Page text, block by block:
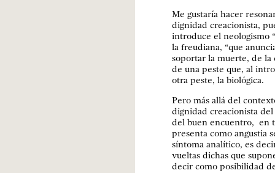
Me gustaría hacer
dignidad creacionista,
introduce el neologismo
la freudiana, “que
soportar la muerte, de la
de una peste que, al
otra peste, la biológica.
Pero más allá del
dignidad creacionista
del buen encuentro, en
presenta como angustia
síntoma analítico, es
vueltas dichas que
decir como posibilidad